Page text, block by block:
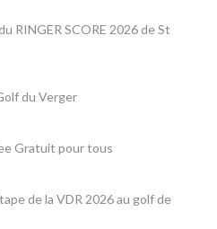
RINGER SCORE 2026 de St
du Verger
Gratuit pour tous
de la VDR 2026 au golf de